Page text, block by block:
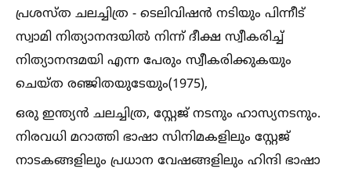
പ്രശസ്ത ചലച്ചിത്ര - ടെലിവിഷന്‍ നടിയും പിന്നീട്‌
സ്വാമി നിത്യാനന്ദയില്‍ നിന്ന് ദീക്ഷ സ്വീകരിച്ച്‌
നിത്യാനന്ദമയി എന്ന പേരും സ്വീകരിക്കുകയും
ചെയ്ത രഞ്ജിതയുടേയും(1975),
ഒരു ഇന്ത്യൻ ചലച്ചിത്ര, സ്റ്റേജ് നടനും ഹാസ്യനടനും.
നിരവധി മറാത്തി ഭാഷാ സിനിമകളിലും സ്റ്റേജ്
നാടകങ്ങളിലും പ്രധാന വേഷങ്ങളിലും ഹിന്ദി ഭാഷാ